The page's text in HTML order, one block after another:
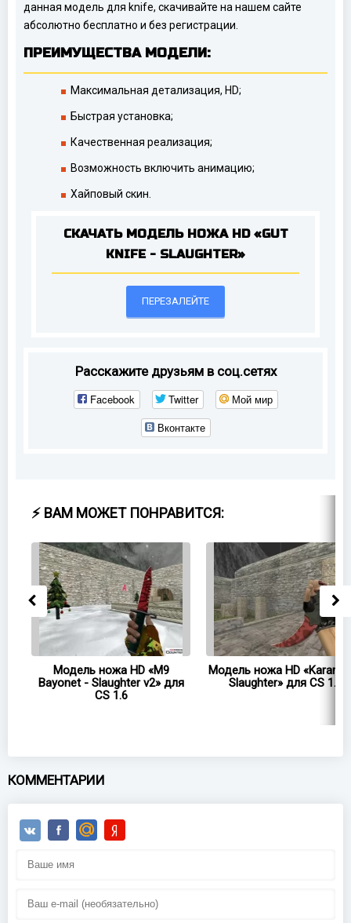
данная модель для knife, скачивайте на нашем сайте
абсолютно бесплатно и без регистрации.
ПРЕИМУЩЕСТВА МОДЕЛИ:
Максимальная детализация, HD;
Быстрая установка;
Качественная реализация;
Возможность включить анимацию;
Хайповый скин.
СКАЧАТЬ МОДЕЛЬ НОЖА HD «GUT
KNIFE - SLAUGHTER»
ПЕРЕЗАЛЕЙТЕ
Расскажите друзьям в соц.сетях
Facebook Twitter
Мой мир
Вконтакте
⚡ ВАМ МОЖЕТ ПОНРАВИТСЯ:
Модель ножа HD «M9
Bayonet - Slaughter v2» для
CS 1.6
Модель ножа HD
Slaughter» для CS 1.6
КОММЕНТАРИИ